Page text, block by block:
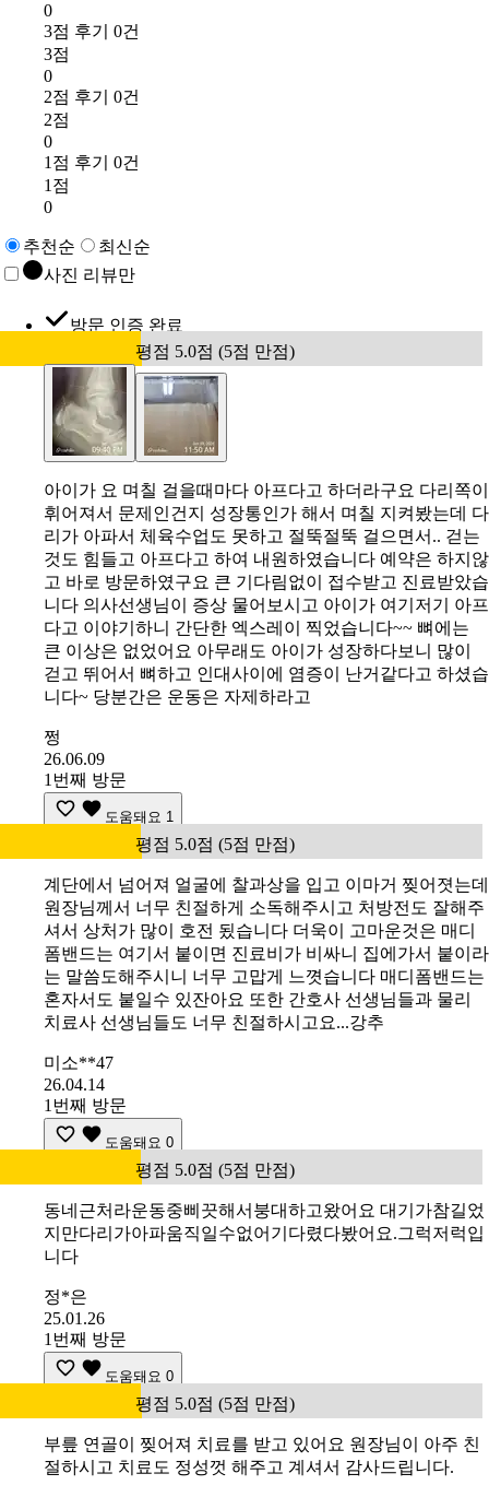
0
3점 후기 0건
3점
0
2점 후기 0건
2점
0
1점 후기 0건
1점
0
추천순
최신순
사진 리뷰만
방문 인증 완료
평점 5.0점 (5점 만점)
아이가 요 며칠 걸을때마다 아프다고 하더라구요 다리쪽이
휘어져서 문제인건지 성장통인가 해서 며칠 지켜봤는데 다
리가 아파서 체육수업도 못하고 절뚝절뚝 걸으면서.. 걷는
것도 힘들고 아프다고 하여 내원하였습니다 예약은 하지않
고 바로 방문하였구요 큰 기다림없이 접수받고 진료받았습
니다 의사선생님이 증상 물어보시고 아이가 여기저기 아프
다고 이야기하니 간단한 엑스레이 찍었습니다~~ 뼈에는
큰 이상은 없었어요 아무래도 아이가 성장하다보니 많이
걷고 뛰어서 뼈하고 인대사이에 염증이 난거같다고 하셨습
니다~ 당분간은 운동은 자제하라고
쩡
26.06.09
1번째 방문
도움돼요 1
평점 5.0점 (5점 만점)
계단에서 넘어져 얼굴에 찰과상을 입고 이마거 찢어졋는데
원장님께서 너무 친절하게 소독해주시고 처방전도 잘해주
셔서 상처가 많이 호전 됬습니다 더욱이 고마운것은 매디
폼밴드는 여기서 붙이면 진료비가 비싸니 집에가서 붙이라
는 말씀도해주시니 너무 고맙게 느꼇습니다 매디폼밴드는
혼자서도 붙일수 있잔아요 또한 간호사 선생님들과 물리
치료사 선생님들도 너무 친절하시고요...강추
미소**47
26.04.14
1번째 방문
도움돼요 0
평점 5.0점 (5점 만점)
동네근처라운동중삐끗해서붕대하고왔어요 대기가참길었
지만다리가아파움직일수없어기다렸다봤어요.그럭저럭입
니다
정*은
25.01.26
1번째 방문
도움돼요 0
평점 5.0점 (5점 만점)
부릎 연골이 찢어져 치료를 받고 있어요 원장님이 아주 친
절하시고 치료도 정성껏 해주고 계셔서 감사드립니다.